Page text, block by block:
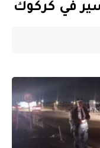
في كركوك